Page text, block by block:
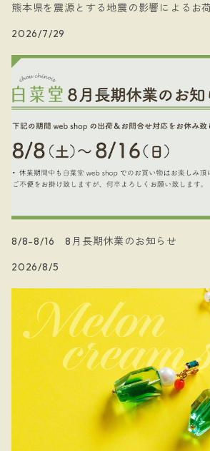
熊本県を震源とする地震の影響によるお
2026/7/29
8/8-8/16 8月長期休業のお知らせ
2026/8/5